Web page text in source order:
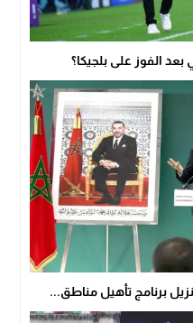
بعد الفوز على بلجيكا؟
برنامج تأهيل مناطق...